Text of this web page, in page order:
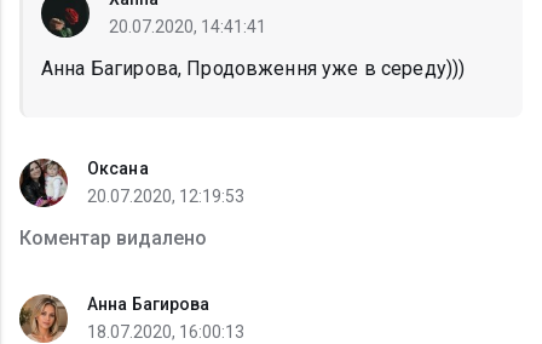
20.07.2020, 14:41:41
Анна Багирова, Продовження уже в середу)))
Оксана
20.07.2020, 12:19:53
Коментар видалено
Анна Багирова
18.07.2020, 16:00:13